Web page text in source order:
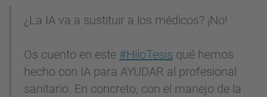
¿La IA va a sustituir a los médicos? ¡No!
Os cuento en este #HiloTesis qué hemos
hecho con IA para AYUDAR al profesional
sanitario. En concreto, con el manejo de la